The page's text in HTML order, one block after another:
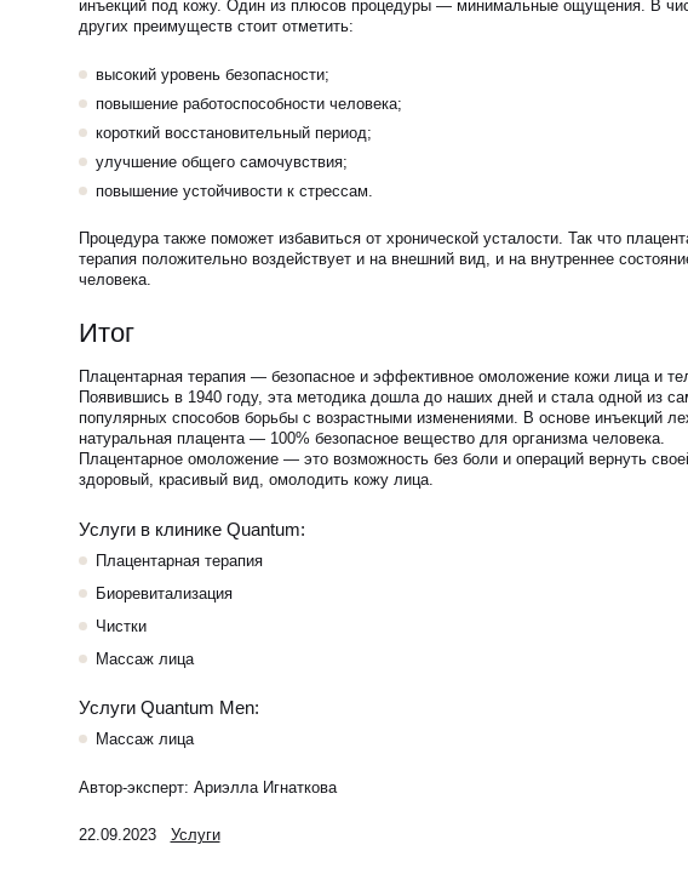
инъекций под кожу. Один из плюсов процедуры — минимальные ощущения. В
других преимуществ стоит отметить:
высокий уровень безопасности;
повышение работоспособности человека;
короткий восстановительный период;
улучшение общего самочувствия;
повышение устойчивости к стрессам.
Процедура также поможет избавиться от хронической усталости. Так что
терапия положительно воздействует и на внешний вид, и на внутреннее
человека.
Итог
Плацентарная терапия — безопасное и эффективное омоложение кожи лица и
Появившись в 1940 году, эта методика дошла до наших дней и стала одной из
популярных способов борьбы с возрастными изменениями. В основе инъекций
натуральная плацента — 100% безопасное вещество для организма человека.
Плацентарное омоложение — это возможность без боли и операций вернуть
здоровый, красивый вид, омолодить кожу лица.
Услуги в клинике Quantum:
Плацентарная терапия
Биоревитализация
Чистки
Массаж лица
Услуги Quantum Men:
Массаж лица
Автор-эксперт: Ариэлла Игнаткова
22.09.2023 Услуги